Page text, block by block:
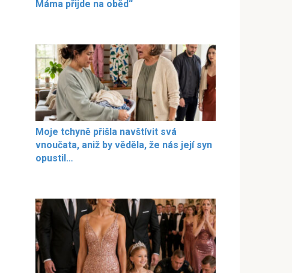
Máma přijde na oběd“
Moje tchyně přišla navštívit svá
vnoučata, aniž by věděla, že nás její syn
opustil…